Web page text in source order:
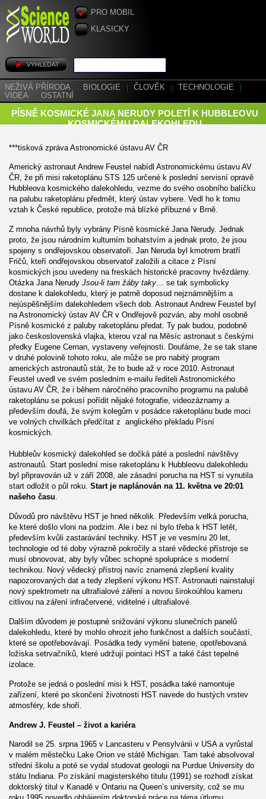
PRO MOBIL
KLASICKY
NEŽIVÁ PŘÍRODA BIOLOGIE ČLOVĚK TECHNOLOGIE
VIDEA
OSTATNÍ
PÍSNĚ KOSMICKÉ JANA NERUDY POLETÍ K HUBBLEOVU
KOSMICKÉMU DALEKOHLEDU
***tisková zpráva Astronomické ústavu AV ČR
Americký astronaut Andrew Feustel nabídl Astronomickému ústavu AV
ČR, že při misi raketoplánu STS 125 určené k poslední servisní opravě
Hubbleova kosmického dalekohledu, vezme do svého osobního balíčku
na palubu raketoplánu předmět, který ústav vybere. Vedl ho k tomu
vztah k České republice, protože má blízké příbuzné v Brně.
Z mnoha návrhů byly vybrány Písně kosmické Jana Nerudy. Jednak
proto, že jsou národním kulturním bohatstvím a jednak proto, že jsou
spojeny s ondřejovskou observatoří. Jan Neruda byl kmotrem bratří
Fričů, kteří ondřejovskou observatoř založili a citace z Písní
kosmických jsou uvedeny na freskách historické pracovny hvězdárny.
Otázka Jana Nerudy Jsou-li tam žáby taky … se tak symbolicky
dostane k dalekohledu, který je patrně doposud nejznámnějším a
nejúspěšnějším dalekohledem všech dob. Astronaut Andrew Feustel byl
na Astronomický ústav AV ČR v Ondřejově pozván, aby mohl osobně
Písně kosmické z paluby raketoplánu předat. Ty pak budou, podobně
jako československá vlajka, kterou vzal na Měsíc astronaut s českými
předky Eugene Cernan, vystaveny veřejnosti. Doufáme, že se tak stane
v druhé polovině tohoto roku, ale může se pro nabitý program
amerických astronautů stát, že to bude až v roce 2010. Astronaut
Feustel uvedl ve svém posledním e-mailu řediteli Astronomického
ústavu AV ČR, že i během náročného pracovního programu na palubě
raketoplánu se pokusí pořídit nějaké fotografie, videozáznamy a
především doufá, že svým kolegům v posádce raketoplánu bude moci
ve volných chvilkách předčítat z anglického překladu Písní
kosmických.
Hubbleův kosmický dalekohled se dočká páté a poslední návštěvy
astronautů. Start poslední mise raketoplánu k Hubbleovu dalekohledu
byl připravován už v září 2008, ale zásadní porucha na HST si vynutila
start odložit o půl roku. Start je naplánován na 11. května ve 20:01
našeho času
Důvodů pro návštěvu HST je hned několik. Především velká porucha,
ke které došlo vloni na podzim. Ale i bez ní bylo třeba k HST letět,
především kvůli zastarávání techniky. HST je ve vesmíru 20 let,
technologie od té doby výrazně pokročily a staré vědecké přístroje se
musí obnovovat, aby byly vůbec schopné spolupráce s moderní
technikou. Nový vědecký přístroj navíc znamená zlepšení kvality
napozorovaných dat a tedy zlepšení výkonu HST. Astronauti nainstalují
nový spektrometr na ultrafialové záření a novou širokoúhlou kameru
citlivou na záření infračervené, viditelné i ultrafialové.
Dalším důvodem je postupné snižování výkonu slunečních panelů
dalekohledu, které by mohlo ohrozit jeho funkčnost a dalších součástí,
které se opotřebovávají. Posádka tedy vymění baterie, opotřebovaná
ložiska setrvačníků, které udržují pointaci HST a také část tepelné
izolace.
Protože se jedná o poslední misi k HST, posádka také namontuje
zařízení, které po skončení životnosti HST navede do hustých vrstev
atmosféry, kde shoří.
Andrew J. Feustel – život a kariéra
Narodil se 25. srpna 1965 v Lancasteru v Pensylvánii v USA a vyrůstal
v malém městečku Lake Orion ve státě Michigan. Tam také absolvoval
střední školu a poté se vydal studovat geologii na Purdue University do
státu Indiana. Po získání magisterského titulu (1991) se rozhodl získat
doktorský titul v Kanadě v Ontariu na Queen’s university, což se mu
roku 1995 povedlo obhájením doktorské práce na téma útlumu